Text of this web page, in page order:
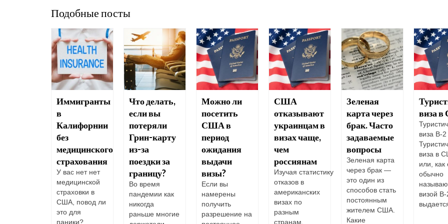
Подобные посты
Иммигранты
в
Калифорнии
без
медицинского
страхования
У вас нет нет
медицинской
страховки в
США, повод ли
это для
паники?
Что делать,
если вы
потеряли
Грин-карту
из-за
поездки за
границу?
Во время
пандемии как
никогда
раньше многие
Можно ли
посетить
США в
период
ожидания
выдачи
визы?
Если вы
намерены
получить
разрешение на
США
отказывают
украинцам в
визах чаще,
чем
россиянам
Изучая статистику
отказов в
американских
визах по
разным
странам,
Зеленая
карта через
брак. Часто
задаваемые
вопросы
Зеленая карта
через брак —
это один из
способов стать
постоянным
жителем США.
Какие
виза
виза В-2
виза в
или, как
обычно
визой B-